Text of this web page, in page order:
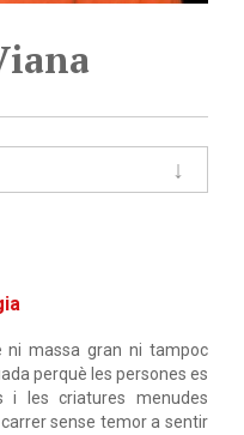
ni massa gran ni tampoc
perquè les persones es
i les criatures menudes
sense temor a sentir